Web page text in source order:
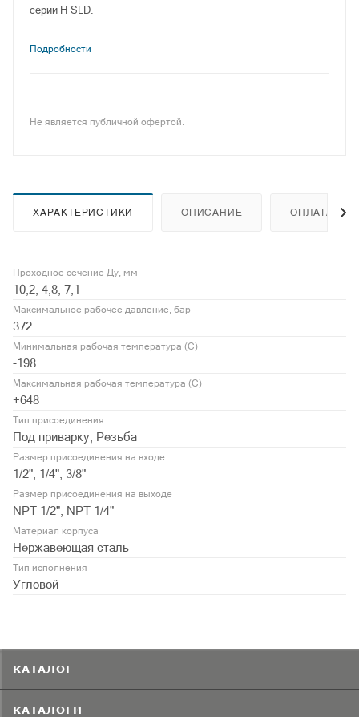
серии H-SLD.
Подробности
Не является публичной офертой.
ХАРАКТЕРИСТИКИ ОПИСАНИЕ ОПЛАТА
Проходное сечение Ду, мм
10,2, 4,8, 7,1
Максимальное рабочее давление, бар
372
Минимальная рабочая температура (С)
-198
Максимальная рабочая температура (С)
+648
Тип присоединения
Под приварку, Резьба
Размер присоединения на входе
1/2", 1/4", 3/8"
Размер присоединения на выходе
NPT 1/2", NPT 1/4"
Материал корпуса
Нержавеющая сталь
Тип исполнения
Угловой
КАТАЛОГ
КАТАЛОГИ